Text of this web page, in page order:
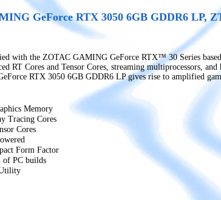
GeForce RTX 3050 6GB GDDR6 LP,
with the ZOTAC GAMING GeForce RTX™ 30 Series
RT Cores and Tensor Cores, streaming multiprocessors,
RTX 3050 6GB GDDR6 LP gives rise to amplified
Memory
Tracing Cores
Cores
Form Factor
of PC builds